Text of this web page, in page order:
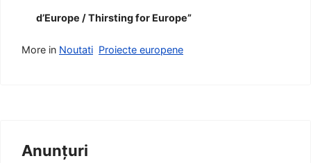
d’Europe / Thirsting for Europe”
More in Noutati Proiecte europene
Anunțuri